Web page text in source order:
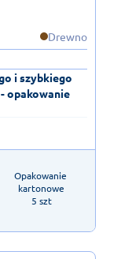
Drewno
i szybkiego
- opakowanie
Opakowanie
kartonowe
5 szt